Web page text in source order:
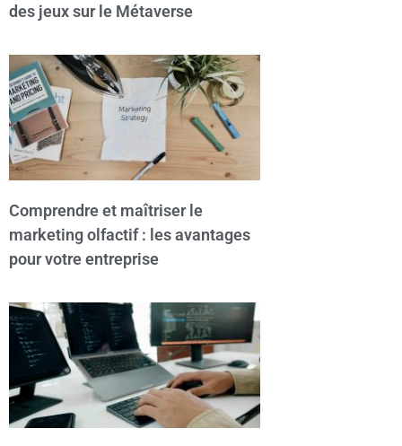
des jeux sur le Métaverse
Comprendre et maîtriser le
marketing olfactif : les avantages
pour votre entreprise